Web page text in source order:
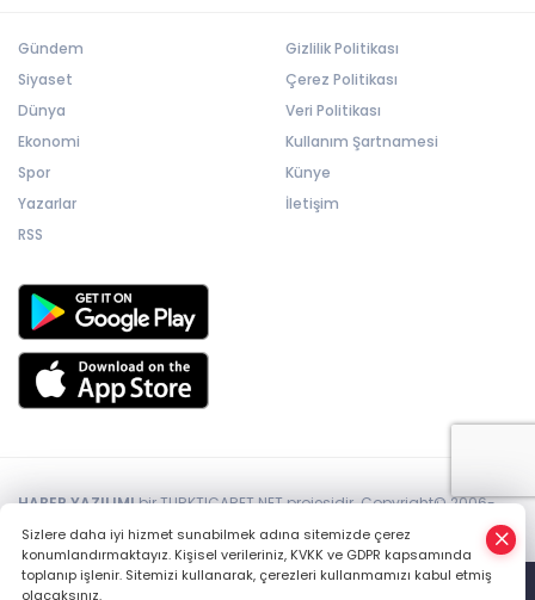
Gündem
Siyaset
Dünya
Ekonomi
Spor
Yazarlar
RSS
Gizlilik Politikası
Çerez Politikası
Veri Politikası
Kullanım Şartnamesi
Künye
İletişim
HABER YAZILIMIbir TURKTICARET.NET projesidir. Copyright© 2006-
Sizlere daha iyi hizmet sunabilmek adına sitemizde çerez
konumlandırmaktayız. Kişisel verileriniz, KVKK ve GDPR kapsamında
toplanıp işlenir. Sitemizi kullanarak, çerezleri kullanmamızı kabul etmiş
olacaksınız.